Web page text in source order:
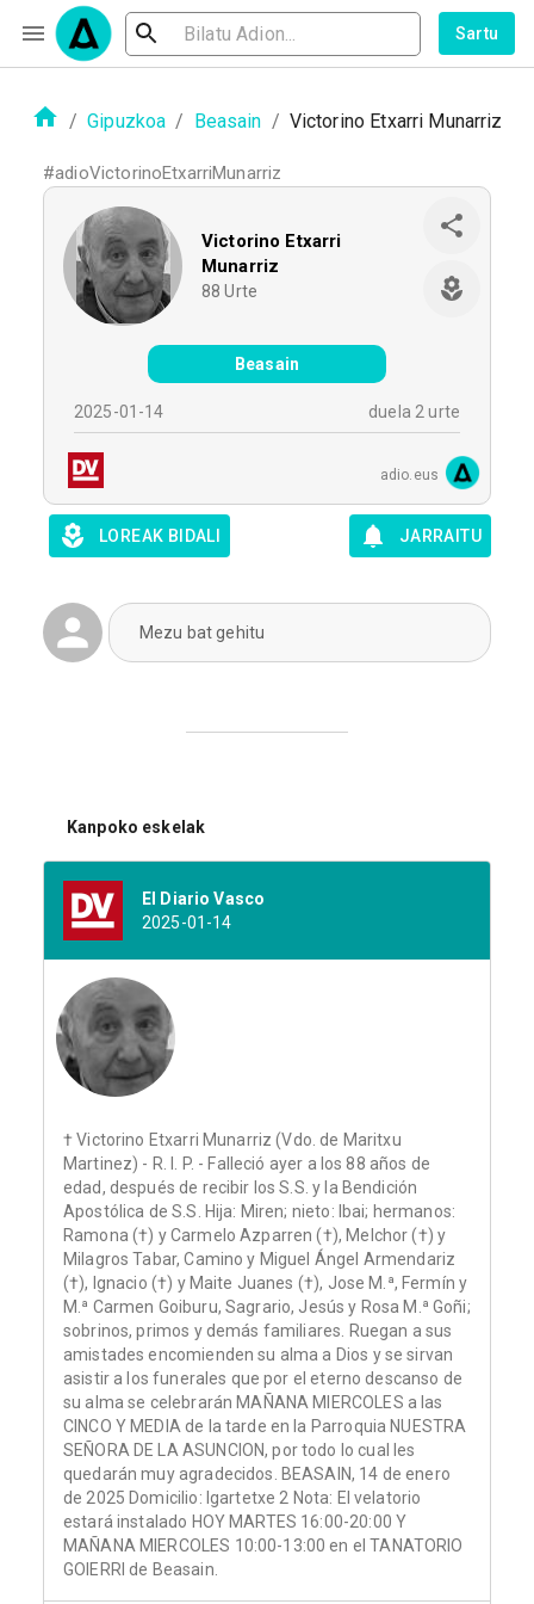
Sartu
/ Gipuzkoa / Beasain / Victorino Etxarri Munarriz
#adioVictorinoEtxarriMunarriz
Victorino Etxarri
Munarriz
88 Urte
Beasain
2025-01-14 duela 2 urte
adio.eus
LOREAK BIDALI JARRAITU
Mezu bat gehitu
Kanpoko eskelak
El Diario Vasco
2025-01-14
† Victorino Etxarri Munarriz (Vdo. de Maritxu
Martinez) - R. I. P. - Falleció ayer a los 88 años de
edad, después de recibir los S.S. y la Bendición
Apostólica de S.S. Hija: Miren; nieto: Ibai; hermanos:
Ramona (†) y Carmelo Azparren (†), Melchor (†) y
Milagros Tabar, Camino y Miguel Ángel Armendariz
(†), Ignacio (†) y Maite Juanes (†), Jose M.ª, Fermín y
M.ª Carmen Goiburu, Sagrario, Jesús y Rosa M.ª Goñi;
sobrinos, primos y demás familiares. Ruegan a sus
amistades encomienden su alma a Dios y se sirvan
asistir a los funerales que por el eterno descanso de
su alma se celebrarán MAÑANA MIERCOLES a las
CINCO Y MEDIA de la tarde en la Parroquia NUESTRA
SEÑORA DE LA ASUNCION, por todo lo cual les
quedarán muy agradecidos. BEASAIN, 14 de enero
de 2025 Domicilio: Igartetxe 2 Nota: El velatorio
estará instalado HOY MARTES 16:00-20:00 Y
MAÑANA MIERCOLES 10:00-13:00 en el TANATORIO
GOIERRI de Beasain.